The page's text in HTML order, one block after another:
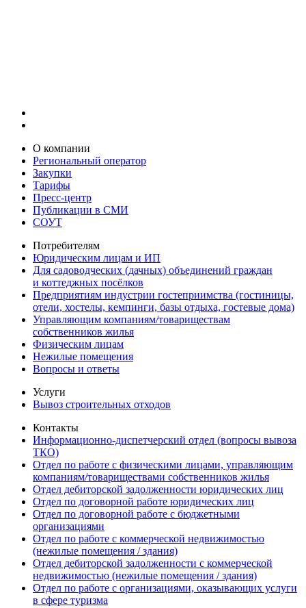
О компании
Региональный оператор
Закупки
Тарифы
Пресс-центр
Публикации в СМИ
СОУТ
Потребителям
Юридическим лицам и ИП
Для садоводческих (дачных) объединений граждан
и коттеджных посёлков
Предприятиям индустрии гостеприимства (гостиницы,
отели, хостелы, кемпинги, базы отдыха, гостевые дома)
Управляющим компаниям/товариществам
собственников жилья
Физическим лицам
Нежилые помещения
Вопросы и ответы
Услуги
Вывоз строительных отходов
Контакты
Информационно-диспетчерский отдел (вопросы вывоза
ТКО)
Отдел по работе с физическими лицами, управляющим
компаниям/товариществами собственников жилья
Отдел дебиторской задолженности юридических лиц
Отдел по договорной работе юридических лиц
Отдел по договорной работе с бюджетными
организациями
Отдел по работе с коммерческой недвижимостью
(нежилые помещения / здания)
Отдел дебиторской задолженности с коммерческой
недвижимостью (нежилые помещения / здания)
Отдел по работе с организациями, оказывающих услуги
в сфере туризма